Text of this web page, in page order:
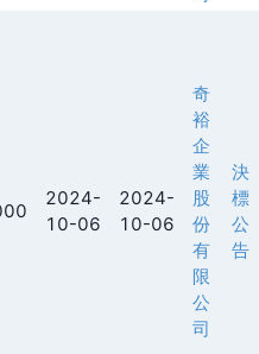
2024-
10-06
2024-
10-06
奇
裕
企
業
股
份
有
限
公
司
決
標
公
告